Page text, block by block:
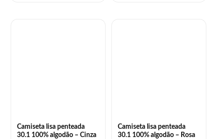
Camiseta lisa penteada
30.1 100% algodão – Cinza
Camiseta lisa penteada
30.1 100% algodão – Rosa